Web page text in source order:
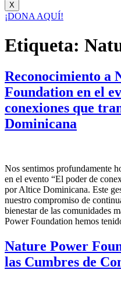
X
¡DONA AQUÍ!
Etiqueta:
Reconocimiento a
Foundation en el
conexiones que
Dominicana
Nos sentimos profundamente
en el evento “El poder de
por Altice Dominicana. Este
nuestro compromiso de
bienestar de las comunidades
Power Foundation hemos
Nature Power
las Cumbres de